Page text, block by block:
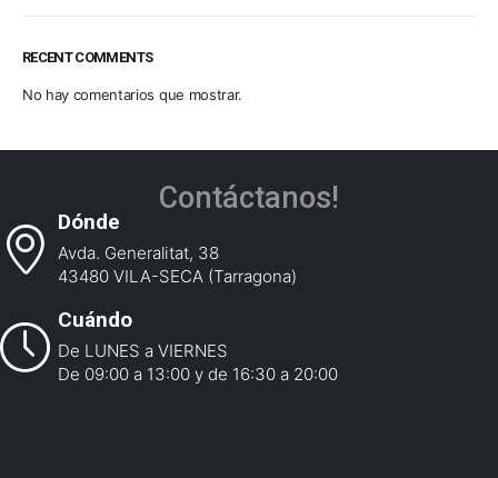
RECENT COMMENTS
No hay comentarios que mostrar.
Contáctanos!
Dónde
Avda. Generalitat, 38
43480 VILA-SECA (Tarragona)
Cuándo
De LUNES a VIERNES
De 09:00 a 13:00 y de 16:30 a 20:00